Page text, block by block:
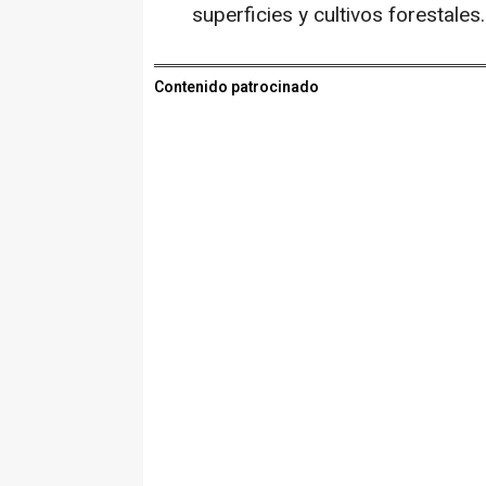
superficies y cultivos forestales.
Contenido patrocinado